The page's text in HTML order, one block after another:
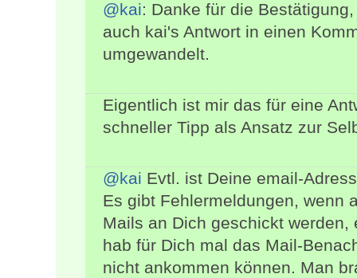
@kai: Danke für die
auch kai's Antwort in einen
umgewandelt.
Eigentlich ist mir das für eine
schneller Tipp als Ansatz zur
@kai Evtl. ist Deine email-
Es gibt Fehlermeldungen, wenn
Mails an Dich geschickt werden,
hab für Dich mal das Mail-
nicht ankommen können. Man